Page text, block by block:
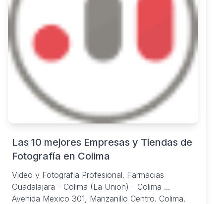
Las 10 mejores Empresas y Tiendas de
Fotografía en Colima
Video y Fotografia Profesional. Farmacias
Guadalajara - Colima (La Union) - Colima ...
Avenida Mexico 301, Manzanillo Centro. Colima.